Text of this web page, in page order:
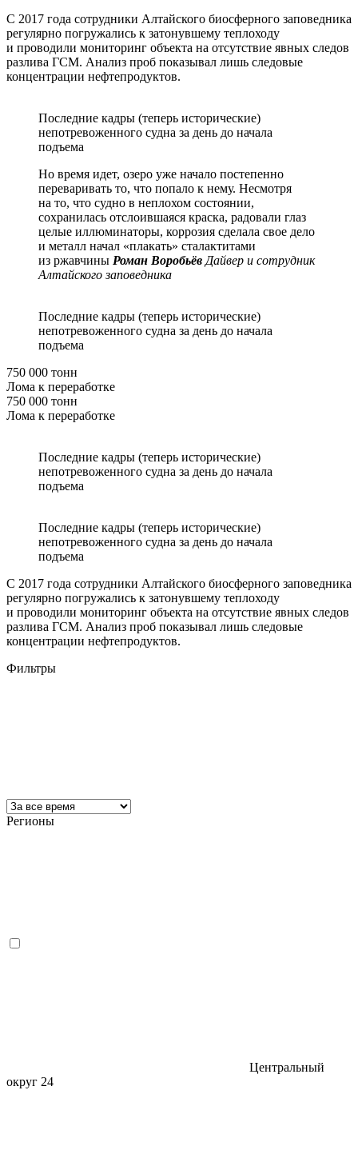
С 2017 года сотрудники Алтайского биосферного заповедника
регулярно погружались к затонувшему теплоходу
и проводили мониторинг объекта на отсутствие явных следов
разлива ГСМ. Анализ проб показывал лишь следовые
концентрации нефтепродуктов.
Последние кадры (теперь исторические)
непотревоженного судна за день до начала
подъема
Но время идет, озеро уже начало постепенно
переваривать то, что попало к нему. Несмотря
на то, что судно в неплохом состоянии,
сохранилась отслоившаяся краска, радовали глаз
целые иллюминаторы, коррозия сделала свое дело
и металл начал «плакать» сталактитами
из ржавчины Роман Воробьёв Дайвер и сотрудник
Алтайского заповедника
Последние кадры (теперь исторические)
непотревоженного судна за день до начала
подъема
750 000 тонн
Лома к переработке
750 000 тонн
Лома к переработке
Последние кадры (теперь исторические)
непотревоженного судна за день до начала
подъема
Последние кадры (теперь исторические)
непотревоженного судна за день до начала
подъема
С 2017 года сотрудники Алтайского биосферного заповедника
регулярно погружались к затонувшему теплоходу
и проводили мониторинг объекта на отсутствие явных следов
разлива ГСМ. Анализ проб показывал лишь следовые
концентрации нефтепродуктов.
Фильтры
Регионы
Центральный
округ 24